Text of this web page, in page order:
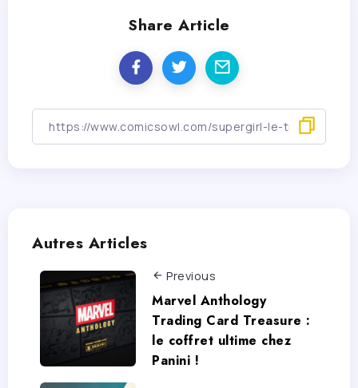
Share Article
Autres Articles
Previous
Marvel Anthology
Trading Card Treasure :
le coffret ultime chez
Panini !